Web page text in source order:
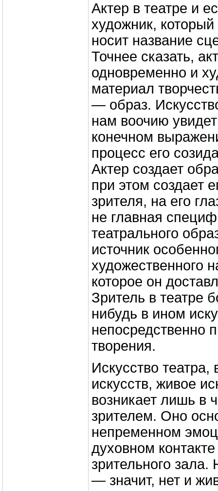
Актер в театре и
художник, который
носит название
Точнее сказать,
одновременно и
материал
— образ.
нам воочию
конечном
процесс его
Актер создает
при этом создает
зрителя, на его
не главная
театрального
источник
художественного
которое он
Зритель в театре
нибудь в ином
непосредственно
творения.
Искусство театра,
искусств, живое
возникает лишь в
зрителем. Оно
непременном
духовном
зрительного зала.
— значит, нет и